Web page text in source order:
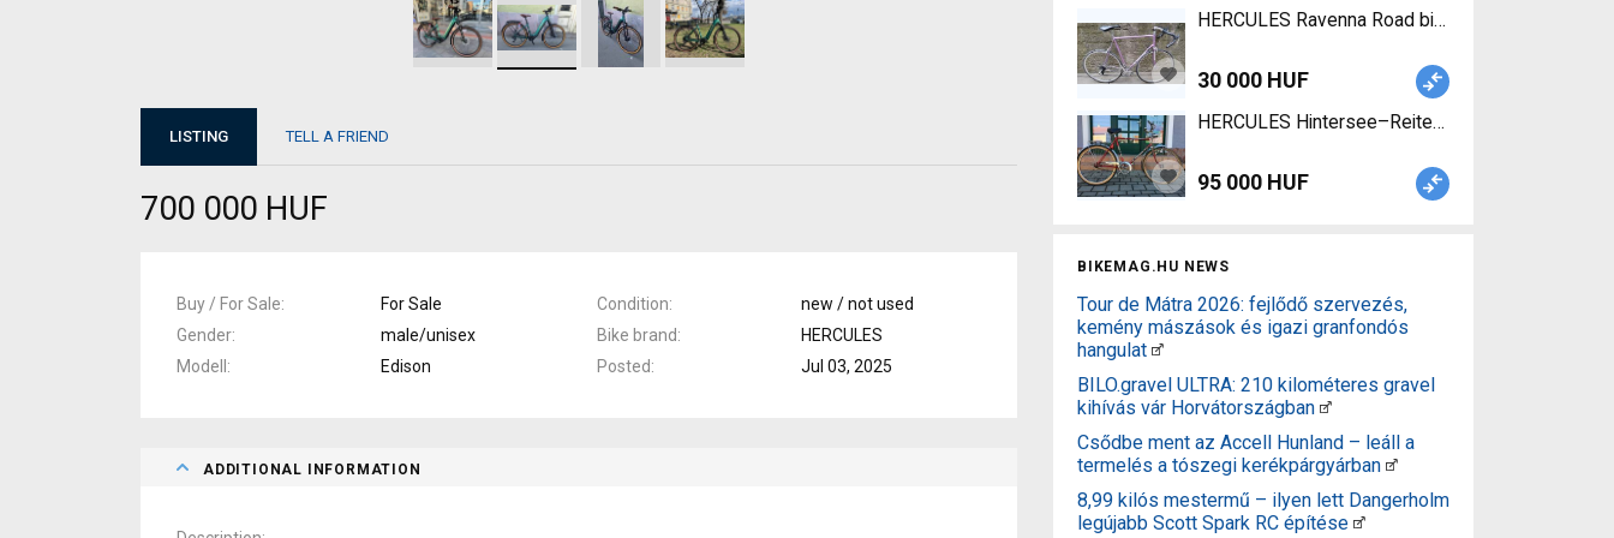
HERCULES Ravenna Road bike used For Sale
30 000 HUF
HERCULES Hintersee–Reiteralpe (2251 m) Road
95 000 HUF
BIKEMAG.HU NEWS
Tour de Mátra 2026: fejlődő szervezés,
kemény mászások és igazi granfondós
hangulat
BILO.gravel ULTRA: 210 kilométeres gravel
kihívás vár Horvátországban
Csődbe ment az Accell Hunland – leáll a
termelés a tószegi kerékpárgyárban
8,99 kilós mestermű – ilyen lett Dangerholm
legújabb Scott Spark RC építése
LISTING TELL A FRIEND
700 000 HUF
Buy / For Sale For Sale Condition
new / not used
Gender
male/unisex Bike brand
HERCULES
Modell
Edison Posted Jul 03, 2025
ADDITIONAL INFORMATION